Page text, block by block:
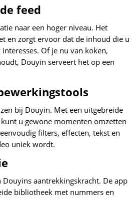
feed
naar een hoger niveau. Het
en zorgt ervoor dat de inhoud die u
Of je nu van koken,
Douyin serveert het op een
bij Douyin. Met een uitgebreide
u gewone momenten omzetten
filters, effecten, tekst en
uniek wordt.
aantrekkingskracht. De app
bibliotheek met nummers en